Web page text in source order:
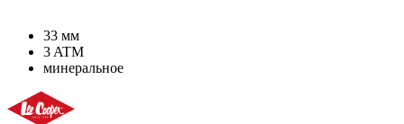
33 мм
3 ATM
минеральное